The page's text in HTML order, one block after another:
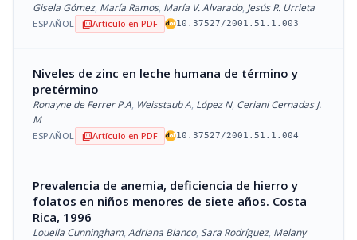
Gisela Gómez, María Ramos, María V. Alvarado, Jesús R. Urrieta
ESPAÑOL picture_as_pdfArtículo en PDF 10.37527/2001.51.1.003
Niveles de zinc en leche humana de término y
pretérmino
Ronayne de Ferrer P.A, Weisstaub A, López N, Ceriani Cernadas J.
M
ESPAÑOL picture_as_pdfArtículo en PDF 10.37527/2001.51.1.004
Prevalencia de anemia, deficiencia de hierro y
folatos en niños menores de siete años. Costa
Rica, 1996
Louella Cunningham, Adriana Blanco, Sara Rodríguez, Melany